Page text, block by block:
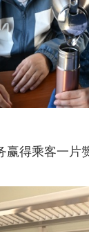
赢得乘客一片